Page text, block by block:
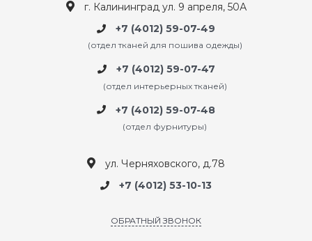
г. Калининград ул. 9 апреля, 50А
+7 (4012) 59-07-49
(отдел тканей для пошива одежды)
+7 (4012) 59-07-47
(отдел интерьерных тканей)
+7 (4012) 59-07-48
(отдел фурнитуры)
ул. Черняховского, д.78
+7 (4012) 53-10-13
ОБРАТНЫЙ ЗВОНОК